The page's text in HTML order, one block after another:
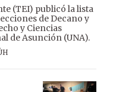
(TEI) publicó la lista
de Decano y
y Ciencias
de Asunción (UNA).